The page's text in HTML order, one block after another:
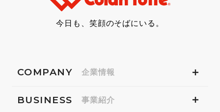
今日も、笑顔のそばにいる。
COMPANY 企業情報
BUSINESS 事業紹介